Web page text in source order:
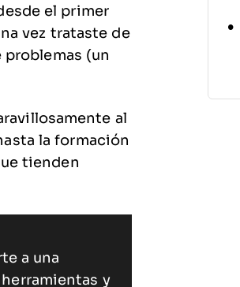
el primer
vez trataste de
problemas (un
al
la formación
tienden
a una
y